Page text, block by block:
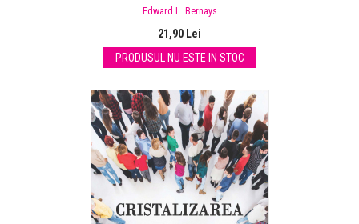
Edward L. Bernays
21,90 Lei
PRODUSUL NU ESTE IN STOC